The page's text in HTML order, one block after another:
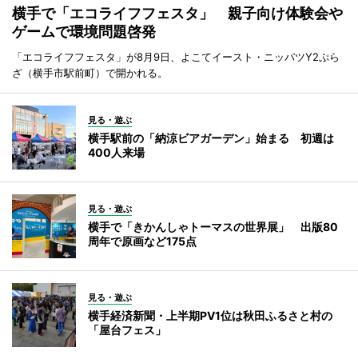
横手で「エコライフフェスタ」 親子向け体験会や
ゲームで環境問題啓発
「エコライフフェスタ」が8月9日、よこてイースト・ニッパツY2ぷら
ざ（横手市駅前町）で開かれる。
見る・遊ぶ
横手駅前の「納涼ビアガーデン」始まる 初週は
400人来場
見る・遊ぶ
横手で「きかんしゃトーマスの世界展」 出版80
周年で原画など175点
見る・遊ぶ
横手経済新聞・上半期PV1位は秋田ふるさと村の
「屋台フェス」